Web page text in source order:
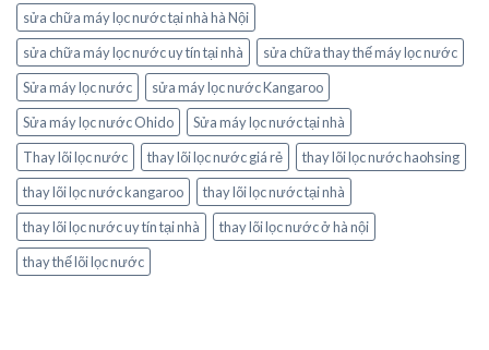
sửa chữa máy lọc nước tại nhà hà Nội
sửa chữa máy lọc nước uy tín tại nhà
sửa chữa thay thế máy lọc nước
Sửa máy lọc nước
sửa máy lọc nước Kangaroo
Sửa máy lọc nước Ohido
Sửa máy lọc nước tại nhà
Thay lõi lọc nước
thay lõi lọc nước giá rẻ
thay lõi lọc nước haohsing
thay lõi lọc nước kangaroo
thay lõi lọc nước tại nhà
thay lõi lọc nước uy tín tại nhà
thay lõi lọc nước ở hà nội
thay thế lõi lọc nước